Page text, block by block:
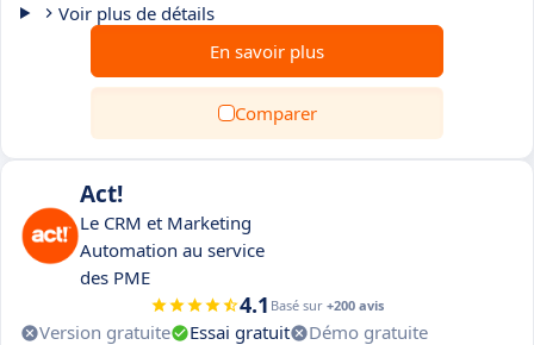
Voir plus de détails
En savoir plus
Comparer
Act!
Le CRM et Marketing
Automation au service
des PME
4.1 Basé sur +200 avis
Version gratuite Essai gratuit
Démo gratuite